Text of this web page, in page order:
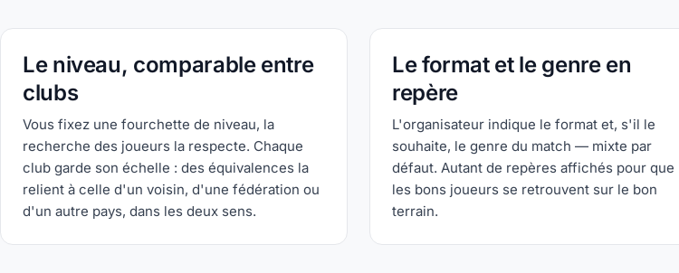
Le niveau, comparable entre
clubs
Vous fixez une fourchette de niveau, la
recherche des joueurs la respecte. Chaque
club garde son échelle : des équivalences la
relient à celle d'un voisin, d'une fédération ou
d'un autre pays, dans les deux sens.
Le format et le genre en
repère
L'organisateur indique le format et, s'il le
souhaite, le genre du match — mixte par
défaut. Autant de repères affichés pour que
les bons joueurs se retrouvent sur le bon
terrain.